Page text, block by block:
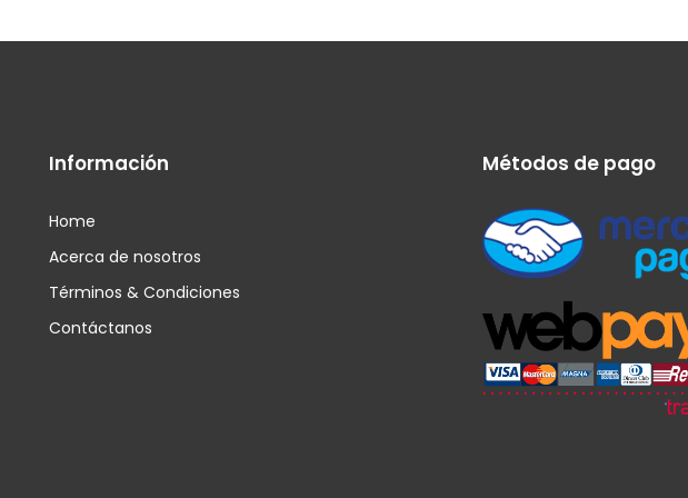
Información
Home
Acerca de nosotros
Términos & Condiciones
Contáctanos
Métodos de pago